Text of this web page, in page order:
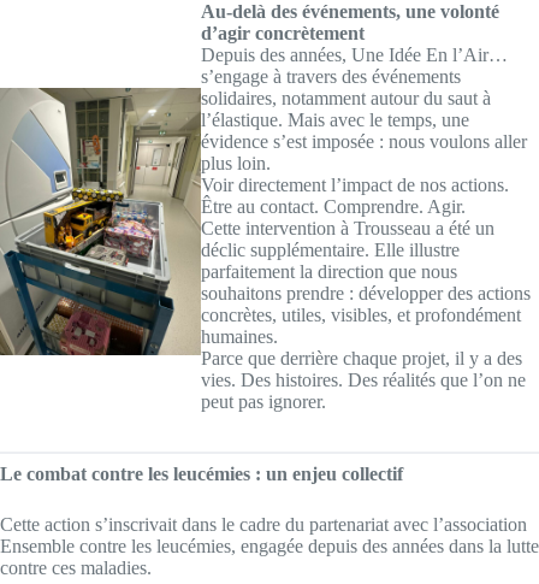
Au-delà des événements, une volonté
d’agir concrètement
Depuis des années, Une Idée En l’Air…
s’engage à travers des événements
solidaires, notamment autour du saut à
l’élastique. Mais avec le temps, une
évidence s’est imposée : nous voulons aller
plus loin.
Voir directement l’impact de nos actions.
Être au contact. Comprendre. Agir.
Cette intervention à Trousseau a été un
déclic supplémentaire. Elle illustre
parfaitement la direction que nous
souhaitons prendre : développer des actions
concrètes, utiles, visibles, et profondément
humaines.
Parce que derrière chaque projet, il y a des
vies. Des histoires. Des réalités que l’on ne
peut pas ignorer.
Le combat contre les leucémies : un enjeu collectif
Cette action s’inscrivait dans le cadre du partenariat avec l’association
Ensemble contre les leucémies, engagée depuis des années dans la lutte
contre ces maladies.